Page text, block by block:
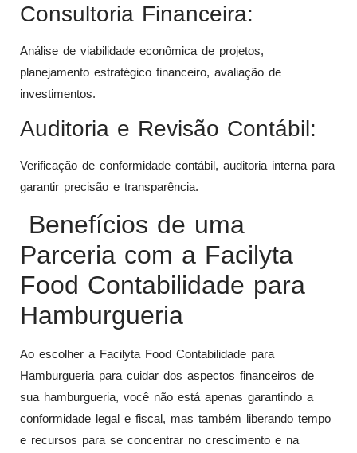
Consultoria Financeira:
Análise de viabilidade econômica de projetos,
planejamento estratégico financeiro, avaliação de
investimentos.
Auditoria e Revisão Contábil:
Verificação de conformidade contábil, auditoria interna para
garantir precisão e transparência.
Benefícios de uma
Parceria com a Facilyta
Food Contabilidade para
Hamburgueria
Ao escolher a Facilyta Food Contabilidade para
Hamburgueria para cuidar dos aspectos financeiros de
sua hamburgueria, você não está apenas garantindo a
conformidade legal e fiscal, mas também liberando tempo
e recursos para se concentrar no crescimento e na